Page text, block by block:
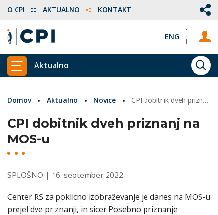
ENG
O CPI AKTUALNO KONTAKT
PRIKAŽI GLAVNI MENI
Aktualno
Domov Aktualno Novice CPI dobitnik dveh priznanj na MOS-u
CPI dobitnik dveh priznanj na
MOS-u
SPLOŠNO | 16. september 2022
Center RS za poklicno izobraževanje je danes na MOS-u
prejel dve priznanji, in sicer Posebno priznanje